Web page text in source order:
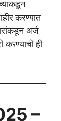
करण्यात
अर्ज
करण्याची ही
–